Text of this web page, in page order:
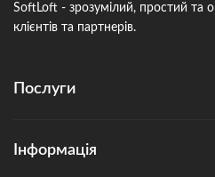
SoftLoft - зрозумілий, простий та
клієнтів та партнерів.
Послуги
Інформація